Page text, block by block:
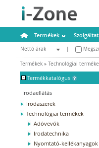
Termékek
Nettó árak
Termékek » Technológiai
- Termékkatalógus
Irodaellátás
Irodaszerek
Technológiai termékek
Adóvevők
Irodatechnika
Nyomtató-kellékanyagok